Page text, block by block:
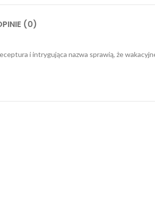
(0)
i intrygująca nazwa sprawią, że